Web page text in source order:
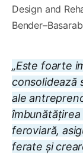
Design and
„Este foarte
consolidează
ale
feroviară,
ferate și